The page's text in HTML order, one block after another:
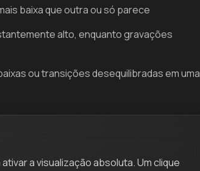
baixa que outra ou só parece
alto, enquanto gravações
ou transições desequilibradas em uma
a visualização absoluta. Um clique